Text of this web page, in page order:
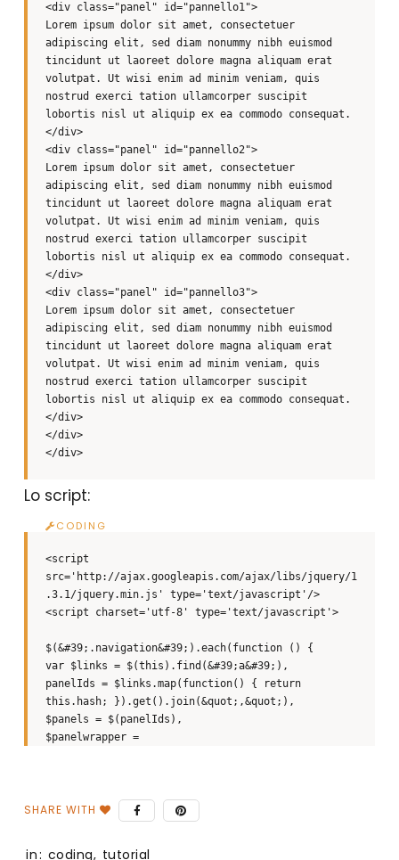
#datacontent .navigation li a {
padding: 2px 0.5em; margin-left: 4px; font: 11px
verdana; background: #ee7f90; border-top: 1px
solid #ee7f90; border-left: 1px solid #ee7f90;
border-right: 1px solid #ee7f90; border-bottom:
none; text-decoration: none; -moz-border-radius:
6px 6px 0 0; border-top-left-radius: 6px 6px;
border-top-right-radius: 6px 6px;top: 1px;
}
#datacontent .navigation li a:hover{
color:#fff; top: 2px; position: relative;
background: #ee7f90; border-top: 1px solid
#ee7f90; border-left: 1px solid #ee7f90; border-
right: 1px solid #ee7f90; border-bottom: none;
}
#datacontent .navigation li a.selected {
color: #ee7f90; font: 11px verdana; font-weight:
bold; background: #fff; border-top: 1px dashed
#ee7f90; border-left: 1px dashed #ee7f90; border-
right: 1px dashed #ee7f90; border-bottom: 0px
dashed #fff; -moz-border-radius: 6px 6px 0 0; top:
1px; position: relative; border-top-left-radius:
6px 6px; border-top-right-radius: 6px 6px;
}
overflow: hidden;
margin-bottom:20px;
width:98%;
}
#datacontent .panelsInner {
}
#datacontent .panel {
padding: 10px 5px;
color: $(body.text.color);
background:#fff;
}
<div class="panel" id="pannello1">
Lorem ipsum dolor sit amet, consectetuer
adipiscing elit, sed diam nonummy nibh euismod
tincidunt ut laoreet dolore magna aliquam erat
volutpat. Ut wisi enim ad minim veniam, quis
nostrud exerci tation ullamcorper suscipit
lobortis nisl ut aliquip ex ea commodo consequat.
</div>
<div class="panel" id="pannello2">
Lorem ipsum dolor sit amet, consectetuer
adipiscing elit, sed diam nonummy nibh euismod
tincidunt ut laoreet dolore magna aliquam erat
volutpat. Ut wisi enim ad minim veniam, quis
nostrud exerci tation ullamcorper suscipit
lobortis nisl ut aliquip ex ea commodo consequat.
</div>
<div class="panel" id="pannello3">
Lorem ipsum dolor sit amet, consectetuer
adipiscing elit, sed diam nonummy nibh euismod
tincidunt ut laoreet dolore magna aliquam erat
volutpat. Ut wisi enim ad minim veniam, quis
nostrud exerci tation ullamcorper suscipit
lobortis nisl ut aliquip ex ea commodo consequat.
</div>
</div>
</div>
Lo script:
<script
src='http://ajax.googleapis.com/ajax/libs/jquery/1
.3.1/jquery.min.js' type='text/javascript'/>
<script charset='utf-8' type='text/javascript'>
$(&#39;.navigation&#39;).each(function () {
var $links = $(this).find(&#39;a&#39;),
panelIds = $links.map(function() { return
this.hash; }).get().join(&quot;,&quot;),
$panels = $(panelIds),
$panelwrapper =
margin-bottom + padding-top + padding-bottom of
in: coding, tutorial